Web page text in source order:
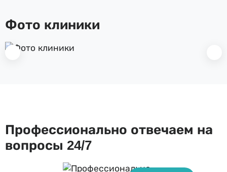
Фото клиники
Профессионально отвечаем на
вопросы 24/7